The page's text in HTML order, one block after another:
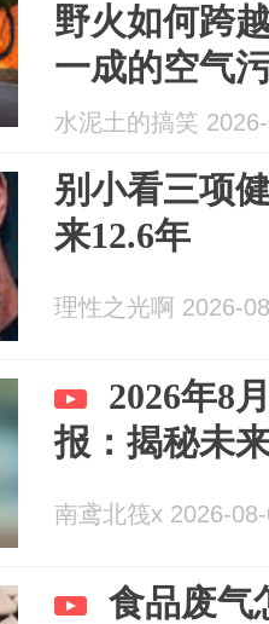
野火如何跨
一成的空气
水泥土的搞笑
别小看三项
来12.6年
理性之光啊 2026-
2026年8
报：揭秘未
南鸢北筏x 2026-
食品废气